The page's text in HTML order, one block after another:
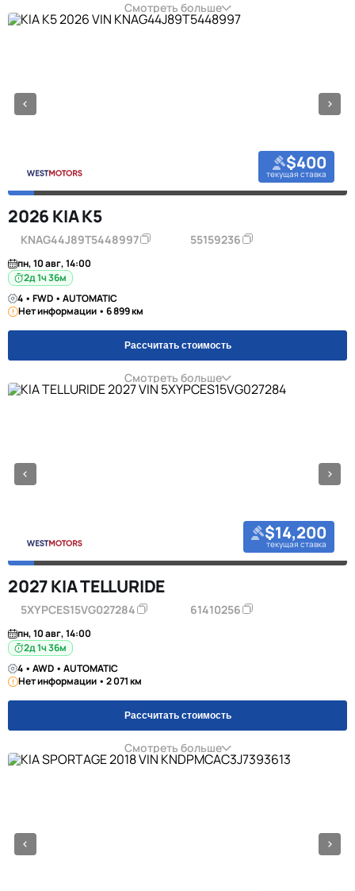
Смотреть больше
$400
текущая ставка
2026 KIA K5
KNAG44J89T5448997 55159236
пн, 10 авг, 14:00
2д 1ч 36м
4 • FWD • AUTOMATIC
Нет информации • 6 899 км
Рассчитать стоимость
Смотреть больше
$14,200
текущая ставка
2027 KIA TELLURIDE
5XYPCES15VG027284 61410256
пн, 10 авг, 14:00
2д 1ч 36м
4 • AWD • AUTOMATIC
Нет информации • 2 071 км
Рассчитать стоимость
Смотреть больше